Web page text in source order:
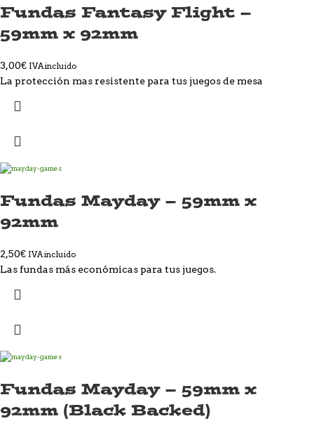
Fundas Fantasy Flight –
59mm x 92mm
3,00€ IVA incluido
La protección mas resistente para tus juegos de mesa
Fundas Mayday – 59mm x
92mm
2,50€ IVA incluido
Las fundas más económicas para tus juegos.
Fundas Mayday – 59mm x
92mm (Black Backed)